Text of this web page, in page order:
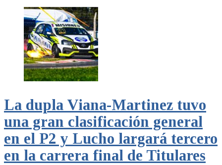
La dupla Viana-Martinez tuvo
una gran clasificación general
en el P2 y Lucho largará tercero
en la carrera final de Titulares